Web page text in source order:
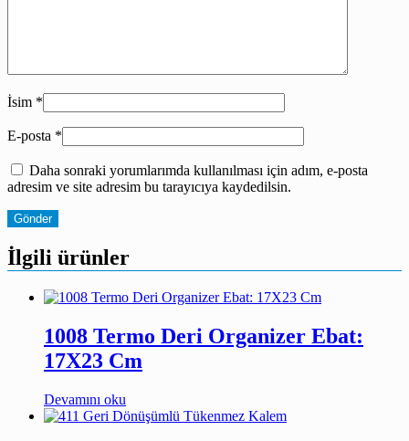
İsim *
E-posta *
Daha sonraki yorumlarımda kullanılması için adım, e-posta
adresim ve site adresim bu tarayıcıya kaydedilsin.
İlgili ürünler
1008 Termo Deri Organizer Ebat:
17X23 Cm
Devamını oku